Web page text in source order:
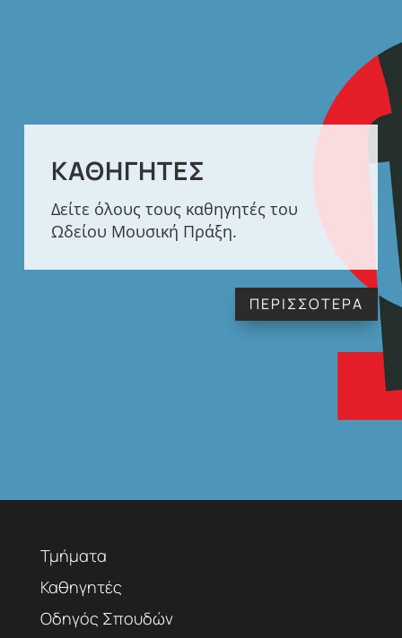
ΚΑΘΗΓΗΤΈΣ
Δείτε όλους τους καθηγητές του
Ωδείου Μουσική Πράξη.
ΠΕΡΙΣΣΟΤΕΡΑ
Τμήματα
Καθηγητές
Οδηγός Σπουδών